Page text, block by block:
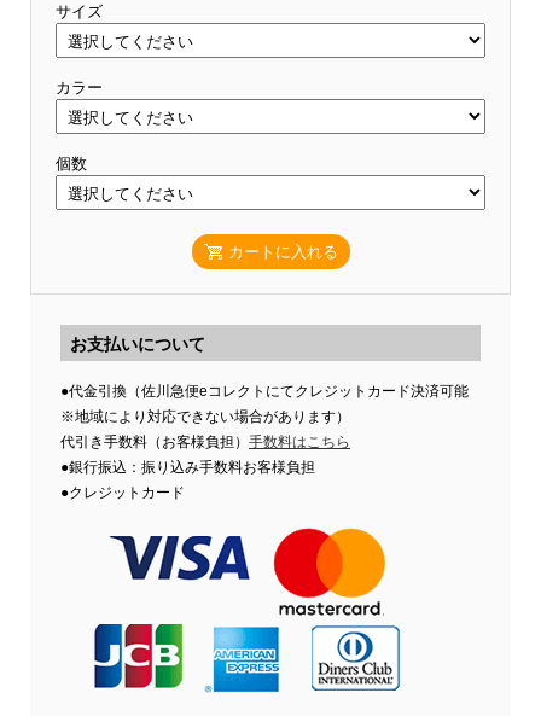
サイズ
カラー
個数
カートに入れる
お支払いについて
●代金引換（佐川急便eコレクトにてクレジットカード決済可能
※地域により対応できない場合があります）
代引き手数料（お客様負担） 手数料はこちら
●銀行振込：振り込み手数料お客様負担
●クレジットカード